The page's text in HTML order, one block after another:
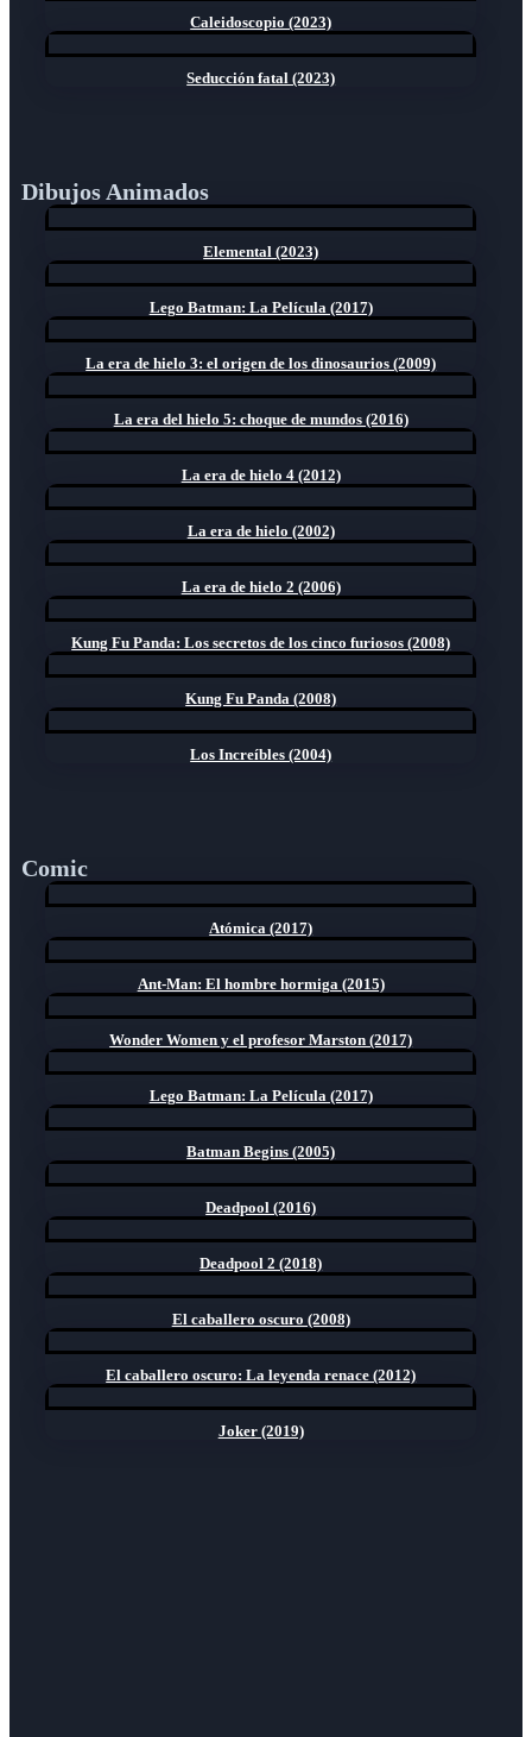
Caleidoscopio (2023)
Seducción fatal (2023)
Dibujos Animados
Elemental (2023)
Lego Batman: La Película (2017)
La era de hielo 3: el origen de los dinosaurios (2009)
La era del hielo 5: choque de mundos (2016)
La era de hielo 4 (2012)
La era de hielo (2002)
La era de hielo 2 (2006)
Kung Fu Panda: Los secretos de los cinco furiosos (2008)
Kung Fu Panda (2008)
Los Increíbles (2004)
Comic
Atómica (2017)
Ant-Man: El hombre hormiga (2015)
Wonder Women y el profesor Marston (2017)
Lego Batman: La Película (2017)
Batman Begins (2005)
Deadpool (2016)
Deadpool 2 (2018)
El caballero oscuro (2008)
El caballero oscuro: La leyenda renace (2012)
Joker (2019)